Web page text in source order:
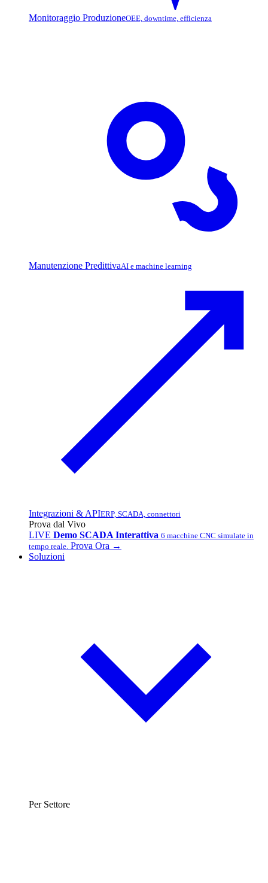
Monitoraggio ProduzioneOEE, downtime, efficienza
Manutenzione PredittivaAI e machine learning
Integrazioni & APIERP, SCADA, connettori
Prova dal Vivo
LIVE Demo SCADA Interattiva 6 macchine CNC simulate in
tempo reale. Prova Ora →
Soluzioni
Per Settore